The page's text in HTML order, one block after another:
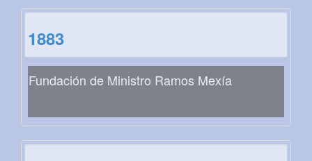
1883
Fundación de Ministro Ramos Mexía